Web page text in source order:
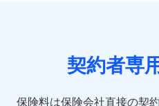
10.受託業務の 個人情報
契約者専
保険料は保険会社直接の契